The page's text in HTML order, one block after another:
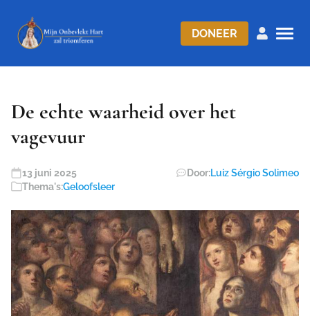
DONEER
De echte waarheid over het
vagevuur
13 juni 2025 Door:Luiz Sérgio Solimeo
Thema's:Geloofsleer